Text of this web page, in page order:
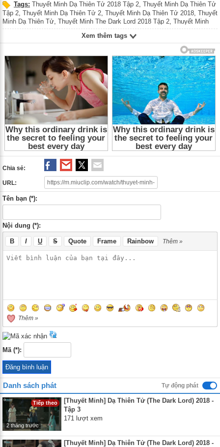
Tags: Thuyết Minh Dạ Thiên Tử 2018 Tập 2, Thuyết Minh Dạ Thiên Tử
Tập 2 Thuyết Minh Dạ Thiên Tử 2 Thuyết Minh Dạ Thiên Tử 2018 Thuyết
Minh Dạ Thiên Tử Thuyết Minh The Dark Lord 2018 Tập 2 Thuyết Minh
The Dark Lord Tập 2,Thuyết Minh The Dark Lord 2,Thuyết Minh The Dark
Thuyết Minh The Dark Lord ,Dạ Thiên Tử 2018 Tập 2
The Dark Lord
2018 Tập 2,The Dark Lord Tập 2,The Dark Lord 2,The Dark Lord 2018,
The Dark Lord ,Thuyet Minh Da Thien Tu 2018 Tap 2,Thuyet Minh Da
Thien Tu Tap 2,Thuyet Minh Da Thien Tu 2,Thuyet Minh Da Thien Tu
2018
Thuyet Minh Da Thien Tu,Thuyet Minh The Dark Lord 2018 Tap 2,
Thuyet Minh The Dark Lord Tap 2,Thuyet Minh The Dark Lord 2,Thuyet
Minh The Dark Lord 2018,Thuyet Minh The Dark Lord ,Da Thien Tu 2018
Tap 2 ,Da Thien Tu Tap 2 Da Thien Tu 2,Da Thien Tu 2018,Da Thien Tu
The Dark Lord 2018 Tap 2,The Dark Lord Tap 2,Phim cổ trang Trung
Quốc,Phim cổ trang,Phim Trung Quốc,Phim co trang Trung Quoc,Phim
co trang, Phim Trung Quoc
Xem thêm tags
Chia sẻ:
URL:
Tên bạn (*):
Nội dung (*):
B I U S Quote Frame Rainbow Thêm »
Thêm »
Mã (*):
Danh sách phát Tự động phát
Tiếp theo
2 tháng trước
[Thuyết Minh] Dạ Thiên Tử (The Dark Lord) 2018 -
Tập 3
171 lượt xem
[Thuyết Minh] Dạ Thiên Tử (The Dark Lord) 2018 -